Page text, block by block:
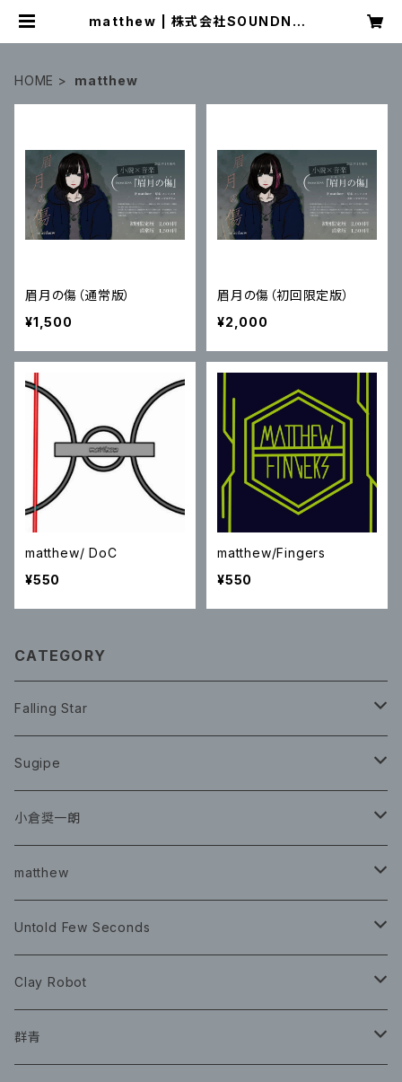
matthew | 株式会社SOUNDNAU
HOME matthew
眉月の傷（通常版）
¥1,500
眉月の傷（初回限定版）
¥2,000
matthew/ DoC
¥550
matthew/Fingers
¥550
CATEGORY
Falling Star
CD
グッズ
チェキ ブロマイド
イベント
ツアーグッズ
Sugipe
チケット
CD
グッズ
小倉奨一朗
イベント
グッズ
CD
matthew
Book
CD
Untold Few Seconds
グッズ
CD
Clay Robot
グッズ
群青